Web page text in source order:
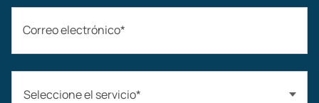
Correo electrónico*
Seleccione el servicio*